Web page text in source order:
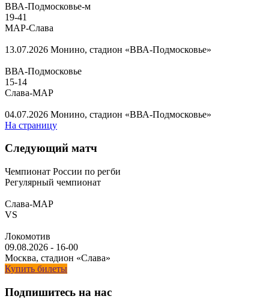
ВВА-Подмосковье-м
19-41
МАР-Слава
13.07.2026 Монино, стадион «ВВА-Подмосковье»
ВВА-Подмосковье
15-14
Слава-МАР
04.07.2026 Монино, стадион «ВВА-Подмосковье»
На страницу
Следующий матч
Чемпионат России по регби
Регулярный чемпионат
Слава-МАР
VS
Локомотив
09.08.2026 - 16-00
Москва, стадион «Слава»
Купить билеты
Подпишитесь на нас